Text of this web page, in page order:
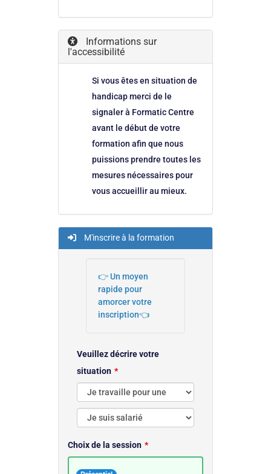
Informations sur
l'accessibilité
Si vous êtes en situation de
handicap merci de le
signaler à Formatic Centre
avant le début de votre
formation afin que nous
puissions prendre toutes les
mesures nécessaires pour
vous accueillir au mieux.
M'inscrire à la formation
👉 Un moyen
rapide pour
amorcer votre
inscription👈
Veuillez décrire votre
situation
Choix de la session